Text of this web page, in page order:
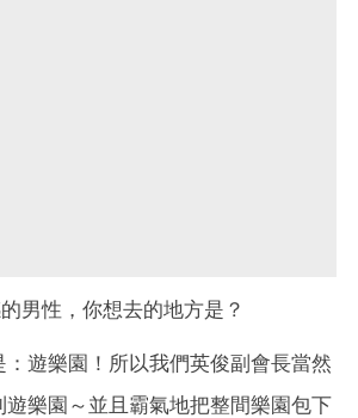
男性，你想去的地方是？
遊樂園！所以我們英俊副會長當然
遊樂園～並且霸氣地把整間樂園包下